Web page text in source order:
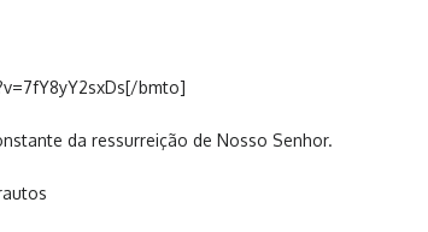
bmto]
da ressurreição de Nosso Senhor.